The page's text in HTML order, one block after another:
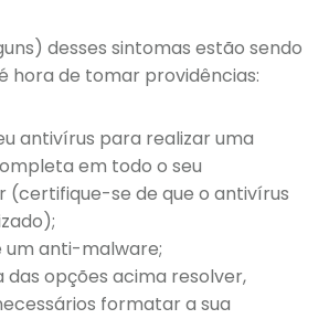
desses sintomas estão sendo
hora de tomar providências:
antivírus para realizar uma
em todo o seu
(certifique-se de que o antivírus
um anti-malware;
das opções acima resolver,
formatar a sua